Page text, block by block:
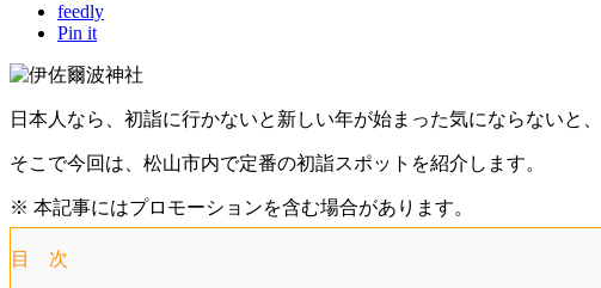
feedly
Pin it
日本人なら、初詣に行かないと新しい年が始まった気にならないと
そこで今回は、松山市内で定番の初詣スポットを紹介します。
※ 本記事にはプロモーションを含む場合があります。
目 次